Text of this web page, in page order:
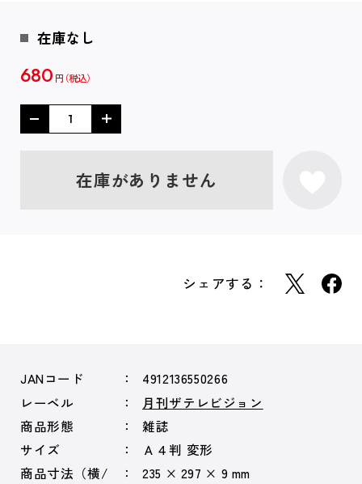
在庫なし
680 円
在庫がありません
シェアする：
JANコード
4912136550266
レーベル
月刊ザテレビジョン
商品形態
雑誌
サイズ
Ａ４判 変形
商品寸法（横/
235 × 297 × 9 mm